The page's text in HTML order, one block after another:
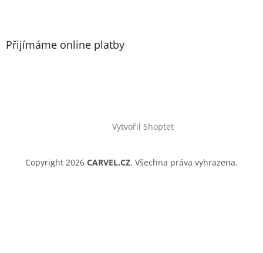
Přijímáme online platby
Vytvořil Shoptet
Copyright 2026 CARVEL.CZ. Všechna práva vyhrazena.